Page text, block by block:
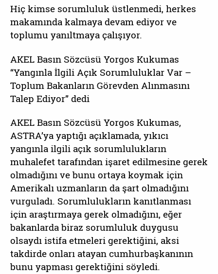
Hiç kimse sorumluluk üstlenmedi, herkes
makamında kalmaya devam ediyor ve
toplumu yanıltmaya çalışıyor.
AKEL Basın Sözcüsü Yorgos Kukumas
“Yangınla İlgili Açık Sorumluluklar Var –
Toplum Bakanların Görevden Alınmasını
Talep Ediyor” dedi
AKEL Basın Sözcüsü Yorgos Kukumas,
ASTRA’ya yaptığı açıklamada, yıkıcı
yangınla ilgili açık sorumlulukların
muhalefet tarafından işaret edilmesine gerek
olmadığını ve bunu ortaya koymak için
Amerikalı uzmanların da şart olmadığını
vurguladı. Sorumlulukların kanıtlanması
için araştırmaya gerek olmadığını, eğer
bakanlarda biraz sorumluluk duygusu
olsaydı istifa etmeleri gerektiğini, aksi
takdirde onları atayan cumhurbaşkanının
bunu yapması gerektiğini söyledi.